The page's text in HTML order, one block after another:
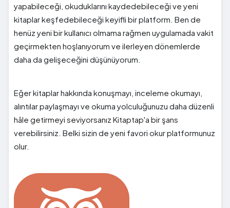
yapabileceği, okuduklarını kaydedebileceği ve yeni
kitaplar keşfedebileceği keyifli bir platform. Ben de
henüz yeni bir kullanıcı olmama rağmen uygulamada vakit
geçirmekten hoşlanıyorum ve ilerleyen dönemlerde
daha da gelişeceğini düşünüyorum.
Eğer kitaplar hakkında konuşmayı, inceleme okumayı,
alıntılar paylaşmayı ve okuma yolculuğunuzu daha düzenli
hâle getirmeyi seviyorsanız Kitaptap'a bir şans
verebilirsiniz. Belki sizin de yeni favori okur platformunuz
olur.